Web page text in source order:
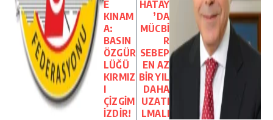
E
KINAM
A:
BASIN
ÖZGÜR
LÜĞÜ
KIRMIZ
I
ÇİZGİM
İZDİR!
HATAY
’DA
MÜCBİ
R
SEBEP
EN AZ
BİR YIL
DAHA
UZATI
LMALI